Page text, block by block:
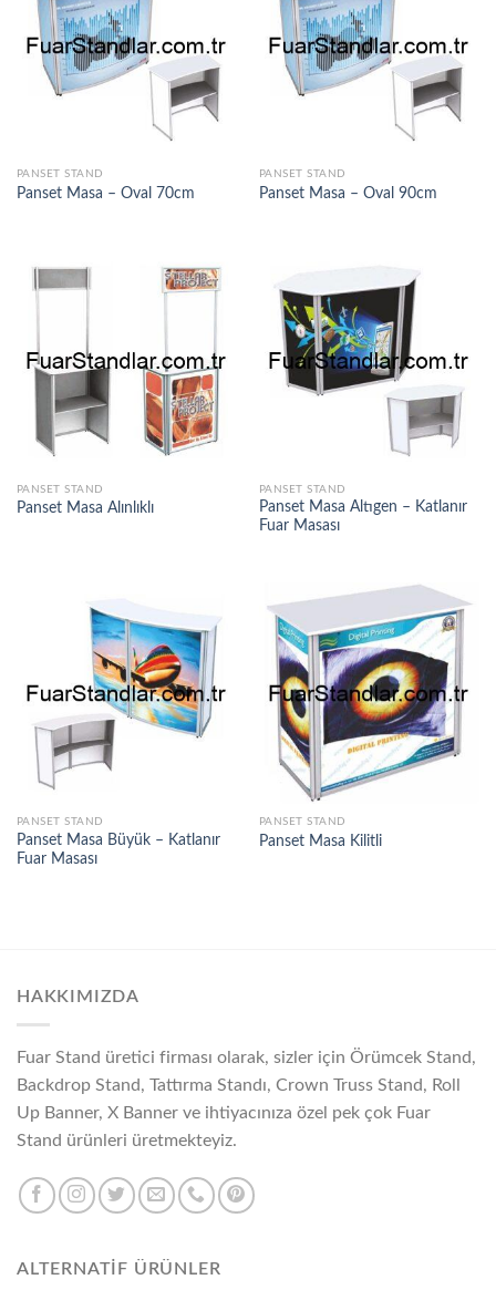
PANSET STAND
Panset Masa – Oval 70cm
PANSET STAND
Panset Masa – Oval 90cm
PANSET STAND
Panset Masa Alınlıklı
PANSET STAND
Panset Masa Altıgen – Katlanır
Fuar Masası
PANSET STAND
Panset Masa Büyük – Katlanır
Fuar Masası
PANSET STAND
Panset Masa Kilitli
HAKKIMIZDA
Fuar Stand üretici firması olarak, sizler için Örümcek Stand,
Backdrop Stand, Tattırma Standı, Crown Truss Stand, Roll
Up Banner, X Banner ve ihtiyacınıza özel pek çok Fuar
Stand ürünleri üretmekteyiz.
ALTERNATİF ÜRÜNLER